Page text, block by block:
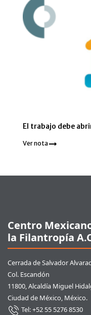
El trabajo debe
Ver nota
Centro
la Filantropía
Cerrada de Salvador
Col. Escandón
11800, Alcaldía Miguel
Ciudad de México, México.
Tel: +52 55 5276 8530